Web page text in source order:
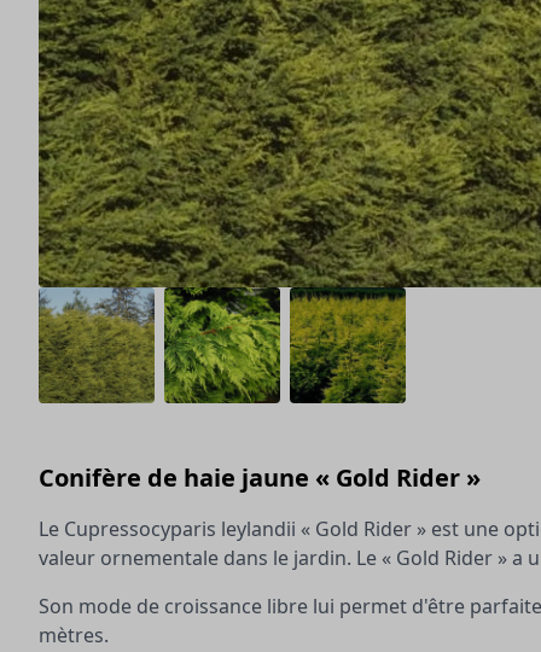
Conifère de haie jaune « Gold Rider »
Le Cupressocyparis leylandii « Gold Rider » est une
valeur ornementale dans le jardin. Le « Gold Rider » a
Son mode de croissance libre lui permet d'être
mètres.